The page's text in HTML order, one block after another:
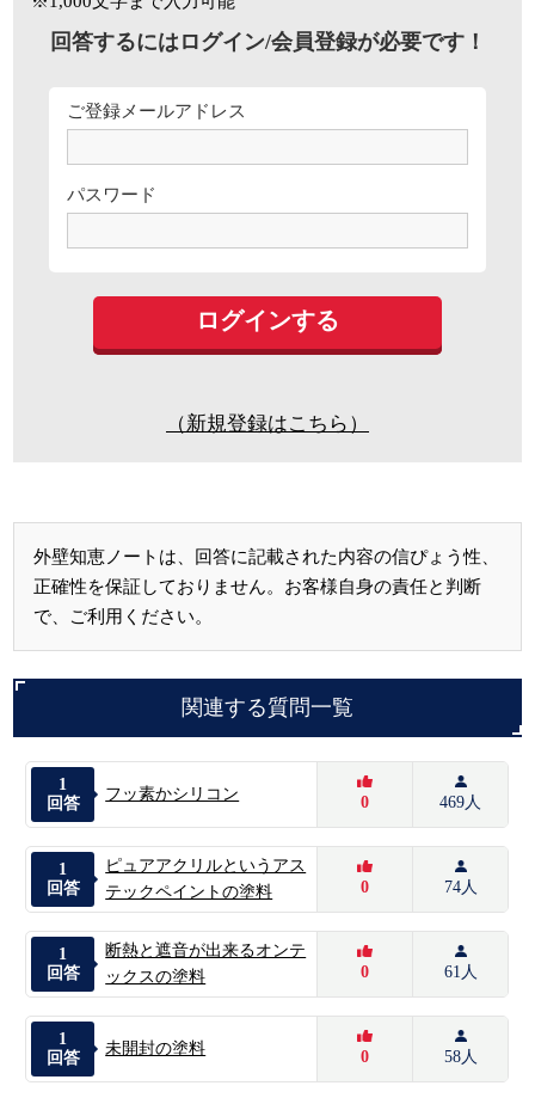
回答するにはログイン/会員登録が必要です！
ご登録メールアドレス
パスワード
（新規登録はこちら）
外壁知恵ノートは、回答に記載された内容の信ぴょう性、
正確性を保証しておりません。お客様自身の責任と判断
で、ご利用ください。
関連する質問一覧
1
回答
フッ素かシリコン 0 469人
1
回答
ピュアアクリルというアス
テックペイントの塗料
0 74人
1
回答
断熱と遮音が出来るオンテ
ックスの塗料
0 61人
1
回答
未開封の塗料 0 58人